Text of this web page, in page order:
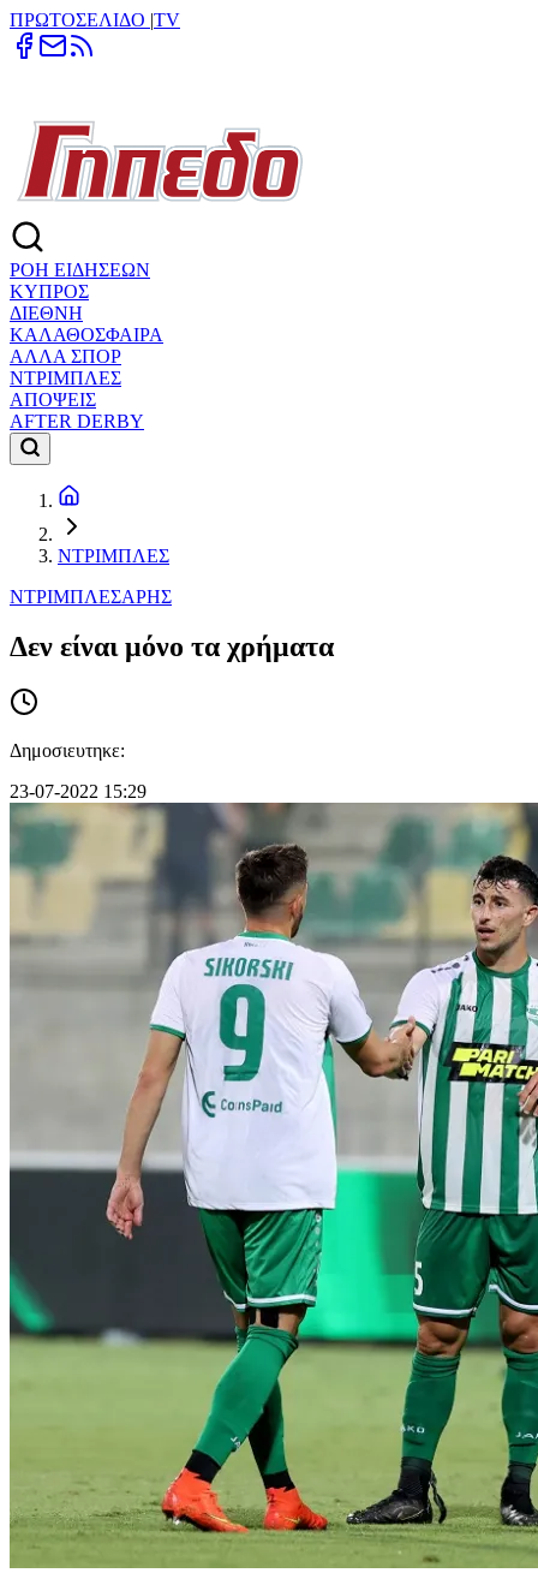
ΠΡΩΤΟΣΕΛΙΔΟ |TV
ΡΟΗ ΕΙΔΗΣΕΩΝ
ΚΥΠΡΟΣ
ΔΙΕΘΝΗ
ΚΑΛΑΘΟΣΦΑΙΡΑ
ΑΛΛΑ ΣΠΟΡ
ΝΤΡΙΜΠΛΕΣ
ΑΠΟΨΕΙΣ
AFTER DERBY
ΝΤΡΙΜΠΛΕΣ
ΝΤΡΙΜΠΛΕΣΑΡΗΣ
Δεν είναι μόνο τα χρήματα
Δημοσιευτηκε:
23-07-2022 15:29